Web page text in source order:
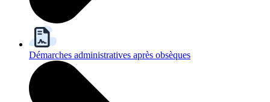
Démarches administratives après obsèques